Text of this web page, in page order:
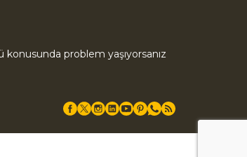
konusunda problem yaşıyorsanız